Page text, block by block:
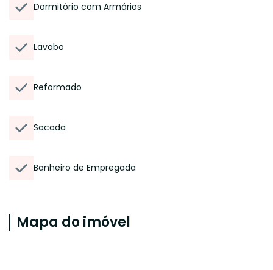
Dormitório com Armários
Lavabo
Reformado
Sacada
Banheiro de Empregada
Mapa do imóvel